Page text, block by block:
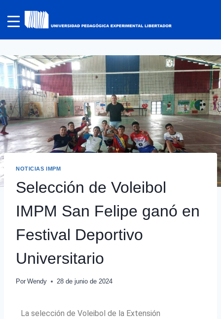
NOTICIAS IMPM
Selección de Voleibol
IMPM San Felipe ganó en
Festival Deportivo
Universitario
Por Wendy 28 de junio de 2024
La selección de Voleibol de la Extensión